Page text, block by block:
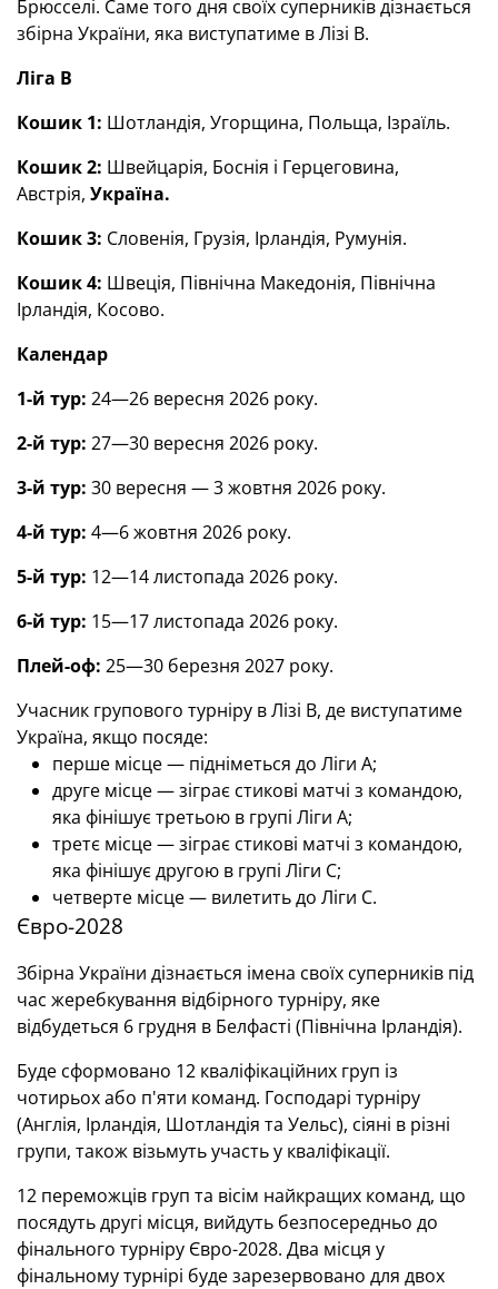
Брюсселі. Саме того дня своїх суперників дізнається
збірна України, яка виступатиме в Лізі В.
Ліга В
Кошик 1: Шотландія, Угорщина, Польща, Ізраїль.
Кошик 2: Швейцарія, Боснія і Герцеговина,
Австрія, Україна.
Кошик 3: Словенія, Грузія, Ірландія, Румунія.
Кошик 4: Швеція, Північна Македонія, Північна
Ірландія, Косово.
Календар
1-й тур: 24—26 вересня 2026 року.
2-й тур: 27—30 вересня 2026 року.
3-й тур: 30 вересня — 3 жовтня 2026 року.
4-й тур: 4—6 жовтня 2026 року.
5-й тур: 12—14 листопада 2026 року.
6-й тур: 15—17 листопада 2026 року.
Плей-оф: 25—30 березня 2027 року.
Учасник групового турніру в Лізі В, де виступатиме
Україна, якщо посяде:
перше місце — підніметься до Ліги А;
друге місце — зіграє стикові матчі з командою,
яка фінішує третьою в групі Ліги А;
третє місце — зіграє стикові матчі з командою,
яка фінішує другою в групі Ліги С;
четверте місце — вилетить до Ліги С.
Євро-2028
Збірна України дізнається імена своїх суперників під
час жеребкування відбірного турніру, яке
відбудеться 6 грудня в Белфасті (Північна Ірландія).
Буде сформовано 12 кваліфікаційних груп із
чотирьох або п'яти команд. Господарі турніру
(Англія, Ірландія, Шотландія та Уельс), сіяні в різні
групи, також візьмуть участь у кваліфікації.
12 переможців груп та вісім найкращих команд, що
посядуть другі місця, вийдуть безпосередньо до
фінального турніру Євро-2028. Два місця у
фінальному турнірі буде зарезервовано для двох